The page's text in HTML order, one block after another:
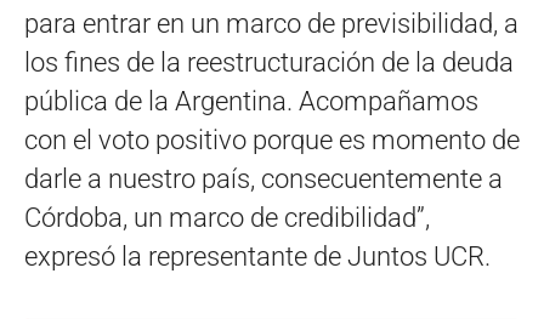
para entrar en un marco de previsibilidad, a
los fines de la reestructuración de la deuda
pública de la Argentina. Acompañamos
con el voto positivo porque es momento de
darle a nuestro país, consecuentemente a
Córdoba, un marco de credibilidad”,
expresó la representante de Juntos UCR.